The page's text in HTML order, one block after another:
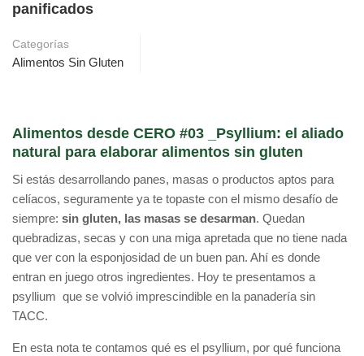
panificados
Categorías
Alimentos Sin Gluten
Alimentos desde CERO #03 _Psyllium: el aliado
natural para elaborar alimentos sin gluten
Si estás desarrollando panes, masas o productos aptos para
celíacos, seguramente ya te topaste con el mismo desafío de
siempre: sin gluten, las masas se desarman. Quedan
quebradizas, secas y con una miga apretada que no tiene nada
que ver con la esponjosidad de un buen pan. Ahí es donde
entran en juego otros ingredientes. Hoy te presentamos a
psyllium que se volvió imprescindible en la panadería sin
TACC.
En esta nota te contamos qué es el psyllium, por qué funciona